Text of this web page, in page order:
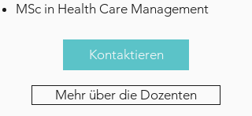
MSc in Health Care Management
Kontaktieren
Mehr über die Dozenten